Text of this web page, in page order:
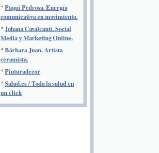
*Paqui Pedrosa. Energía
comunicativa en movimiento.
*Johana Cavalcanti. Social
Media y Marketing Online.
*Bárbara Juan. Artista
ceramista.
*Pinturadecor
*Salud.es / Toda la salud en
un click